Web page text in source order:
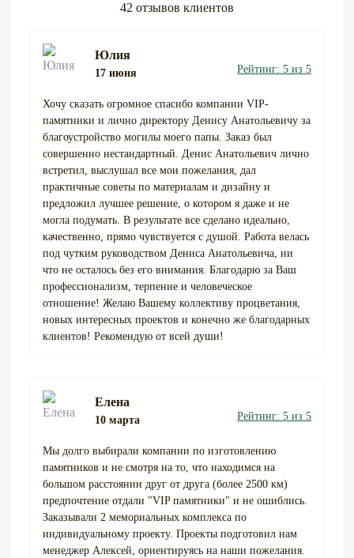
42 отзывов клиентов
Юлия
17 июня Рейтинг: 5 из 5
Хочу сказать огромное спасибо компании VIP-
памятники и лично директору Денису Анатольевичу за
благоустройство могилы моего папы. Заказ был
совершенно нестандартный. Денис Анатольевич лично
встретил, выслушал все мои пожелания, дал
практичные советы по материалам и дизайну и
предложил лучшее решение, о котором я даже и не
могла подумать. В результате все сделано идеально,
качественно, прямо чувствуется с душой. Работа велась
под чутким руководством Дениса Анатольевича, ни
что не осталось без его внимания. Благодарю за Ваш
профессионализм, терпение и человеческое
отношение! Желаю Вашему коллективу процветания,
новых интересных проектов и конечно же благодарных
клиентов! Рекомендую от всей души!
Елена
10 марта Рейтинг: 5 из 5
Мы долго выбирали компании по изготовлению
памятников и не смотря на то, что находимся на
большом расстоянии друг от друга (более 2500 км)
предпочтение отдали "VIP памятники" и не ошиблись.
Заказывали 2 мемориальных комплекса по
индивидуальному проекту. Проекты подготовил нам
менеджер Алексей, ориентируясь на наши пожелания.